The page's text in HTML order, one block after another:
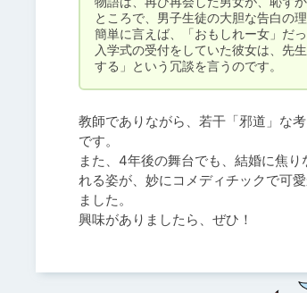
ところで、男子生徒の大胆な告白の
簡単に言えば、「おもしれー女」だっ
入学式の受付をしていた彼女は、先
する」という冗談を言うのです。
教師でありながら、若干「邪道」な
です。
また、4年後の舞台でも、結婚に焦
れる姿が、妙にコメディチックで可
ました。
興味がありましたら、ぜひ！